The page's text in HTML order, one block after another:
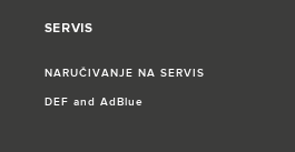
SERVIS
NARUČIVANJE NA SERVIS
DEF and AdBlue